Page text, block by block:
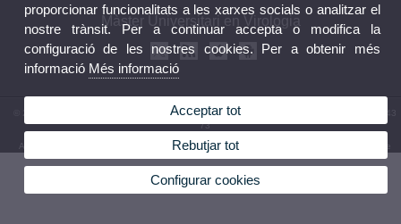
Màster Universitari en Virologia
© 2026 UV. - Av. Vicent Andrés Estellés, 19, 46100 Burjassot. Espanya. Tel. (+34) 96 354 43
73
Avís legal Política privacitat|Cookies| Bústia de contacte
proporcionar funcionalitats a les xarxes socials o analitzar el
nostre trànsit. Per a continuar accepta o modifica la
configuració de les nostres cookies. Per a obtenir més
informació Més informació
Acceptar tot
Rebutjar tot
Configurar cookies